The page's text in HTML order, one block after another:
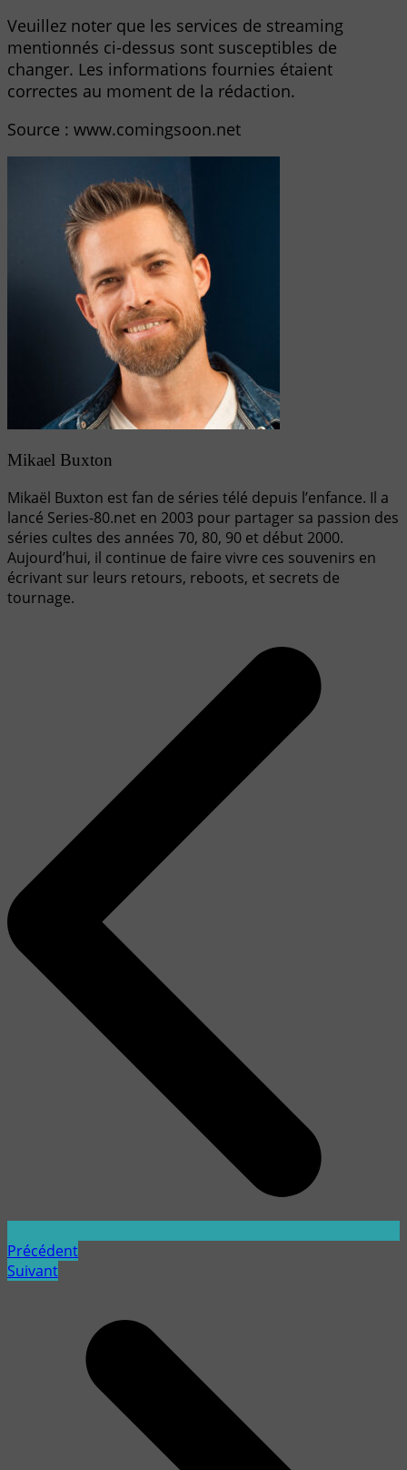
Veuillez noter que les services de streaming
mentionnés ci-dessus sont susceptibles de
changer. Les informations fournies étaient
correctes au moment de la rédaction.
Source : www.comingsoon.net
Mikael Buxton
Mikaël Buxton est fan de séries télé depuis l’enfance. Il a
lancé Series-80.net en 2003 pour partager sa passion des
séries cultes des années 70, 80, 90 et début 2000.
Aujourd’hui, il continue de faire vivre ces souvenirs en
écrivant sur leurs retours, reboots, et secrets de
tournage.
Précédent
Suivant